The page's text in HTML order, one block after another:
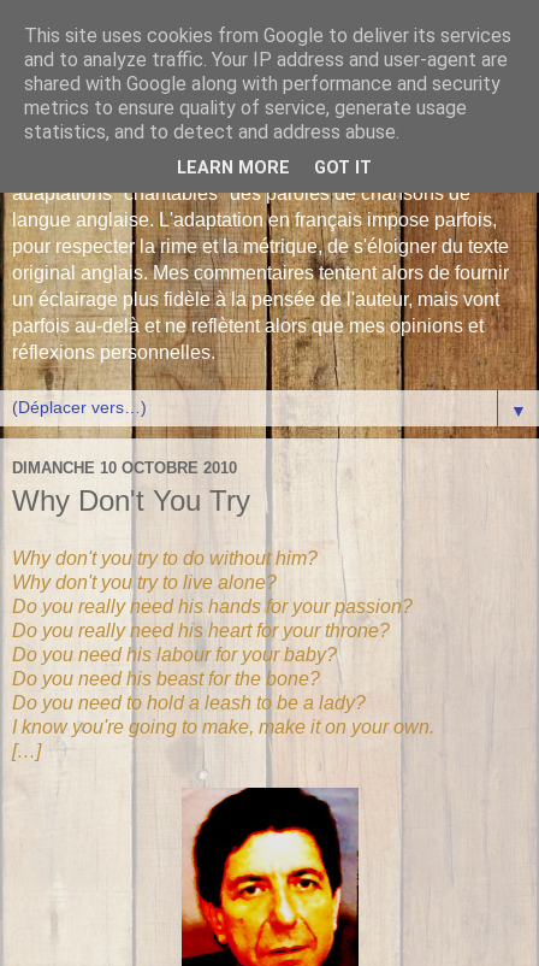
Les Monophonies de
Polyphrène
Versions françaises inédites : déjà plus de 510 traductions -
adaptations "chantables" des paroles de chansons de
langue anglaise. L'adaptation en français impose parfois,
pour respecter la rime et la métrique, de s'éloigner du texte
original anglais. Mes commentaires tentent alors de fournir
un éclairage plus fidèle à la pensée de l'auteur, mais vont
parfois au-delà et ne reflètent alors que mes opinions et
réflexions personnelles.
▼
DIMANCHE 10 OCTOBRE 2010
Why Don't You Try
Why don't you try to do without him?
Why don't you try to live alone?
Do you really need his hands for your passion?
Do you really need his heart for your throne?
Do you need his labour for your baby?
Do you need his beast for the bone?
Do you need to hold a leash to be a lady?
I know you're going to make, make it on your own.
[…]
This site uses cookies from Google to deliver its services
and to analyze traffic. Your IP address and user-agent are
shared with Google along with performance and security
metrics to ensure quality of service, generate usage
statistics, and to detect and address abuse.
LEARN MORE GOT IT